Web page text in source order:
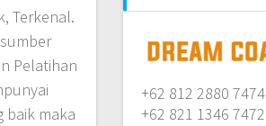
Terkenal.
Pelatihan
baik maka
+62 812 2880 7474
+62 821 1346 7472